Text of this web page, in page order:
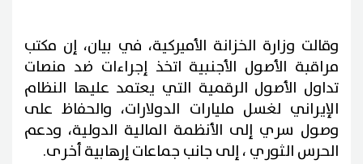
وقالت وزارة الخزانة الأميركية، في بيان، إن مكتب
مراقبة الأصول الأجنبية اتخذ إجراءات ضد منصات
تداول الأصول الرقمية التي يعتمد عليها النظام
الإيراني لغسل مليارات الدولارات، والحفاظ على
وصول سري إلى الأنظمة المالية الدولية، ودعم
الحرس الثوري ، إلى جانب جماعات إرهابية أخرى.